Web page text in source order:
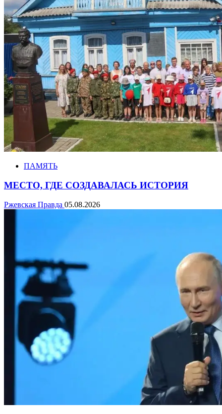
ПАМЯТЬ
МЕСТО, ГДЕ СОЗДАВАЛАСЬ ИСТОРИЯ
Ржевская Правда 05.08.2026